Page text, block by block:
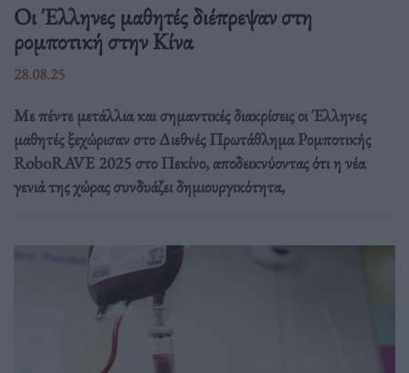
Οι Έλληνες μαθητές διέπρεψαν στη
ρομποτική στην Κίνα
28.08.25
Με πέντε μετάλλια και σημαντικές διακρίσεις οι Έλληνες
μαθητές ξεχώρισαν στο Διεθνές Πρωτάθλημα Ρομποτικής
RoboRAVE 2025 στο Πεκίνο, αποδεικνύοντας ότι η νέα
γενιά της χώρας συνδυάζει δημιουργικότητα,